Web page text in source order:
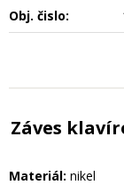
Obj. čislo:
Záves
Materiál: nikel